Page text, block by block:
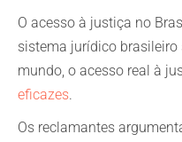
O acesso à justiça no
sistema jurídico
mundo, o acesso real à
eficazes.
Os reclamantes